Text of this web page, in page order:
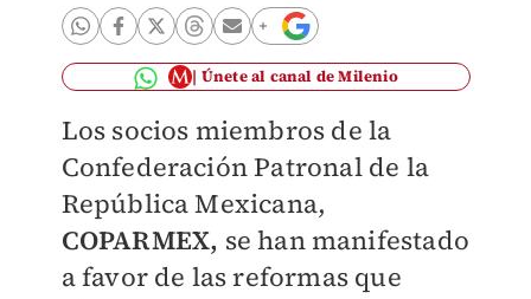
Únete al canal de Milenio
Los socios miembros de la
Confederación Patronal de la
República Mexicana,
COPARMEX, se han manifestado
a favor de las reformas que